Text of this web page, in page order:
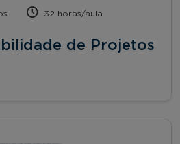
32 horas/aula
de Projetos